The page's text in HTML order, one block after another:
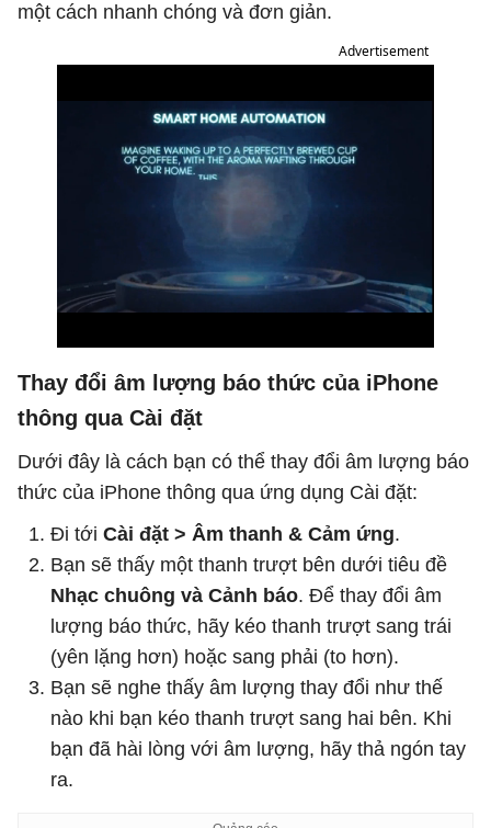
một cách nhanh chóng và đơn giản.
Advertisement
Thay đổi âm lượng báo thức của iPhone
thông qua Cài đặt
Dưới đây là cách bạn có thể thay đổi âm lượng báo
thức của iPhone thông qua ứng dụng Cài đặt:
Đi tới Cài đặt > Âm thanh & Cảm ứng.
Bạn sẽ thấy một thanh trượt bên dưới tiêu đề
Nhạc chuông và Cảnh báo. Để thay đổi âm
lượng báo thức, hãy kéo thanh trượt sang trái
(yên lặng hơn) hoặc sang phải (to hơn).
Bạn sẽ nghe thấy âm lượng thay đổi như thế
nào khi bạn kéo thanh trượt sang hai bên. Khi
bạn đã hài lòng với âm lượng, hãy thả ngón tay
ra.